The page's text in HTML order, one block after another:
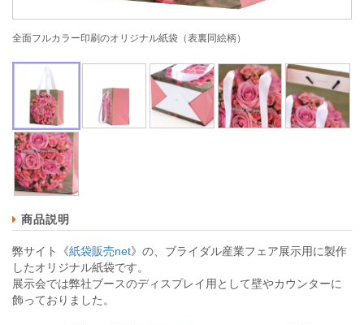
全面フルカラー印刷のオリジナル紙袋（表裏同絵柄）
商品説明
弊サイト《紙袋販売net》の、ブライダル産業フェア展示用に製作
したオリジナル紙袋です。
展示会では弊社ブースのディスプレイ用として壁やカウンターに
飾っておりました。